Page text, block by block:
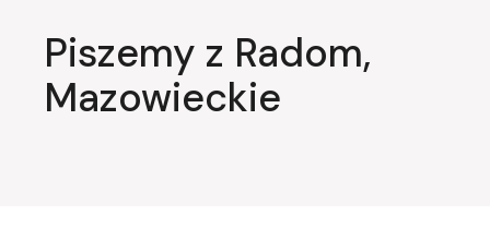
Piszemy z Radom,
Mazowieckie